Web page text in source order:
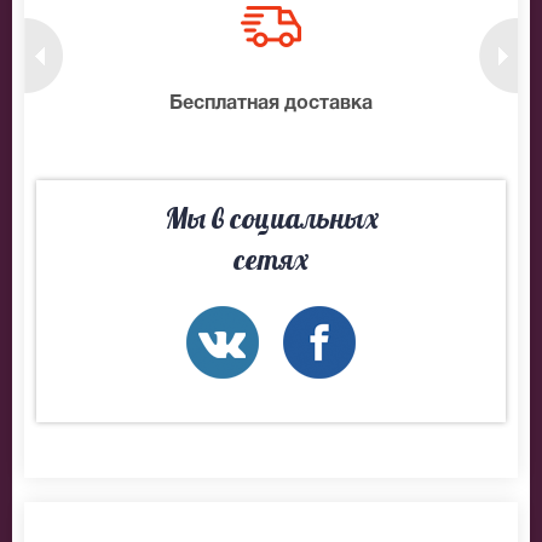
Бесплатная доставка
Мы в социальных
сетях